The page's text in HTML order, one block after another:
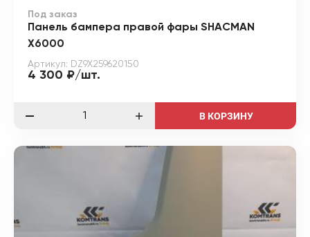
Под заказ
Панель бампера правой фары SHACMAN
X6000
Артикул: DZ9X259620150
4 300 ₽/шт.
В КОРЗИНУ